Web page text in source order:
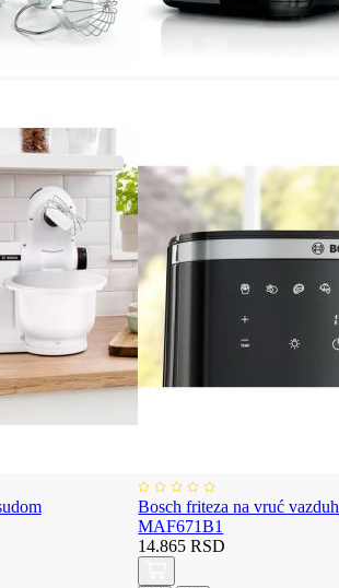
Bosch friteza na vruć vazduh
MAF671B1
14.865 RSD